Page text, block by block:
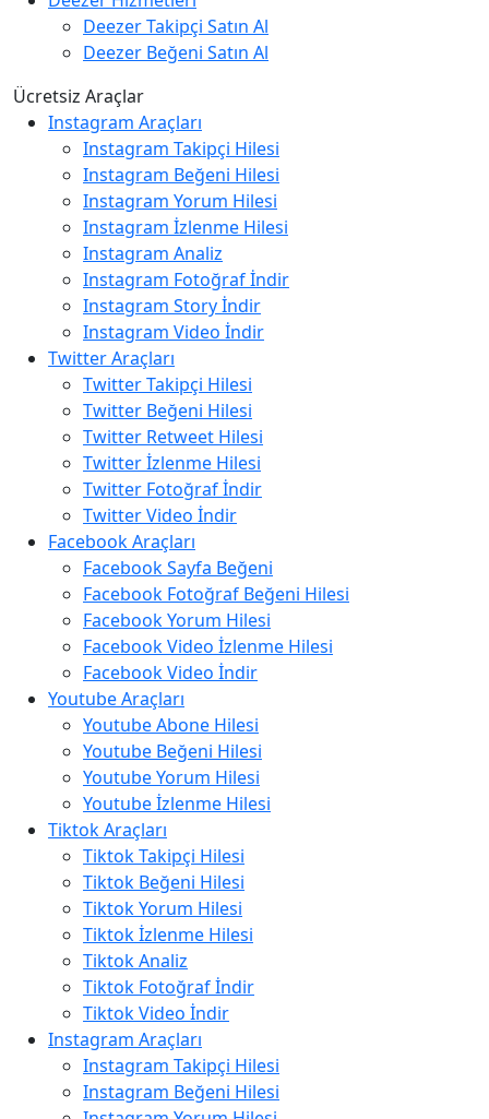
Deezer Takipçi Satın Al
Deezer Beğeni Satın Al
Ücretsiz Araçlar
Instagram Araçları
Instagram Takipçi Hilesi
Instagram Beğeni Hilesi
Instagram Yorum Hilesi
Instagram İzlenme Hilesi
Instagram Analiz
Instagram Fotoğraf İndir
Instagram Story İndir
Instagram Video İndir
Twitter Araçları
Twitter Takipçi Hilesi
Twitter Beğeni Hilesi
Twitter Retweet Hilesi
Twitter İzlenme Hilesi
Twitter Fotoğraf İndir
Twitter Video İndir
Facebook Araçları
Facebook Sayfa Beğeni
Facebook Fotoğraf Beğeni Hilesi
Facebook Yorum Hilesi
Facebook Video İzlenme Hilesi
Facebook Video İndir
Youtube Araçları
Youtube Abone Hilesi
Youtube Beğeni Hilesi
Youtube Yorum Hilesi
Youtube İzlenme Hilesi
Tiktok Araçları
Tiktok Takipçi Hilesi
Tiktok Beğeni Hilesi
Tiktok Yorum Hilesi
Tiktok İzlenme Hilesi
Tiktok Analiz
Tiktok Fotoğraf İndir
Tiktok Video İndir
Instagram Araçları
Instagram Takipçi Hilesi
Instagram Beğeni Hilesi